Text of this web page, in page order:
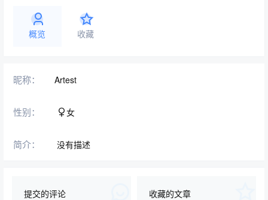
概览 收藏
昵称： Artest
性别： 女
简介： 没有描述
提交的评论 收藏的文章